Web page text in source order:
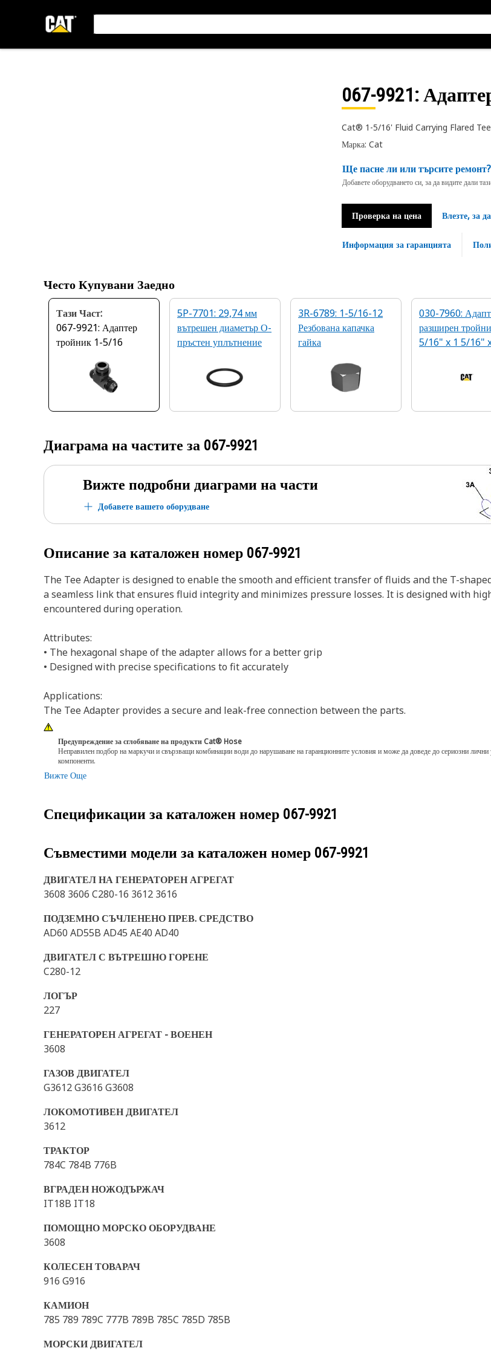
067-9921:
Cat® 1-5/16' Fluid Carrying Flared
Марка: Cat
Ще пасне ли или търсите ремонт?
Добавете оборудването си, за да видите дали
Проверка на цена Влезте, за
Информация за гаранцията
Често Купувани Заедно
Тази Част:
067-9921: Адаптер
тройник 1-5/16
5P-7701: 29,74 мм
вътрешен диаметър О-
пръстен уплътнение
3R-6789: 1-5/16-12
Резбована капачка
гайка
030-7960:
разширен
5/16" x 1 5/16"
Диаграма на частите за 067-9921
Вижте подробни диаграми на части
Добавете вашето оборудване
Описание за каталожен номер 067-9921
The Tee Adapter is designed to enable the smooth and efficient transfer of fluids and the T-
a seamless link that ensures fluid integrity and minimizes pressure losses. It is designed with
encountered during operation.
Attributes:
• The hexagonal shape of the adapter allows for a better grip
• Designed with precise specifications to fit accurately
Applications:
The Tee Adapter provides a secure and leak-free connection between the parts.
Предупреждение за сглобяване на продукти Cat® Hose
Неправилен подбор на маркучи и свързващи комбинации води до нарушаване на гаранционните условия и може да доведе до сериозни
компоненти.
Вижте Още
Спецификации за каталожен номер 067-9921
Съвместими модели за каталожен номер 067-9921
ДВИГАТЕЛ НА ГЕНЕРАТОРЕН АГРЕГАТ
3608 3606 C280-16 3612 3616
ПОДЗЕМНО СЪЧЛЕНЕНО ПРЕВ. СРЕДСТВО
AD60 AD55B AD45 AE40 AD40
ДВИГАТЕЛ С ВЪТРЕШНО ГОРЕНЕ
C280-12
ЛОГЪР
227
ГЕНЕРАТОРЕН АГРЕГАТ - ВОЕНЕН
3608
ГАЗОВ ДВИГАТЕЛ
G3612 G3616 G3608
ЛОКОМОТИВЕН ДВИГАТЕЛ
3612
ТРАКТОР
784C 784B 776B
ВГРАДЕН НОЖОДЪРЖАЧ
IT18B IT18
ПОМОЩНО МОРСКО ОБОРУДВАНЕ
3608
КОЛЕСЕН ТОВАРАЧ
916 G916
КАМИОН
785 789 789C 777B 789B 785C 785D 785B
МОРСКИ ДВИГАТЕЛ